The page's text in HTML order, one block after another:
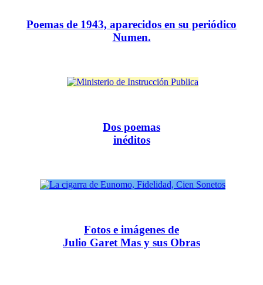
Poemas de 1943, aparecidos en su periódico
Numen.
Dos poemas
inéditos
Fotos e imágenes de
Julio Garet Mas y sus Obras